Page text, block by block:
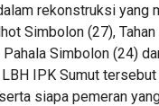
rekonstruksi yang
Simbolon (27),
Pahala Simbolon (24)
IPK Sumut
siapa pemeran